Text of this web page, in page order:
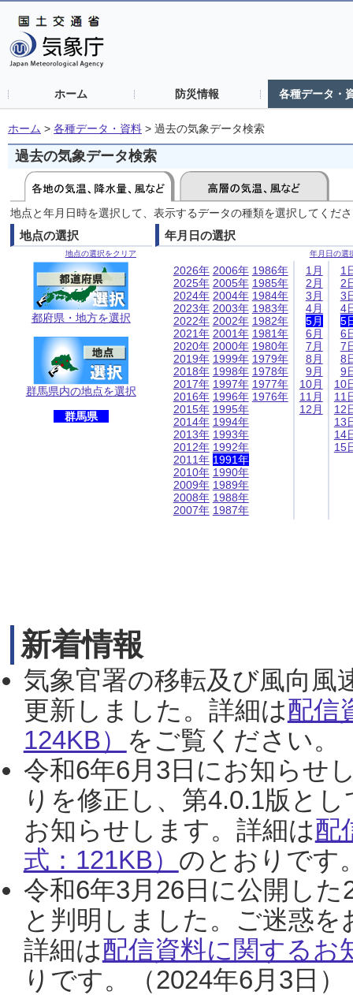
ホーム 防災情報 各種データ・
ホーム > 各種データ・資料 > 過去の気象データ検索
過去の気象データ検索
地点と年月日時を選択して、表示するデータの種類を選択してくだ
地点の選択
地点の選択をクリア
都府県・地方を選択
群馬県内の地点を選択
群馬県
年月日の選択
年月日の選
2026年
2025年
2024年
2023年
2022年
2021年
2020年
2019年
2018年
2017年
2016年
2015年
2014年
2013年
2012年
2011年
2010年
2009年
2008年
2007年
2006年
2005年
2004年
2003年
2002年
2001年
2000年
1999年
1998年
1997年
1996年
1995年
1994年
1993年
1992年
1991年
1990年
1989年
1988年
1987年
1986年
1985年
1984年
1983年
1982年
1981年
1980年
1979年
1978年
1977年
1976年
1月
2月
3月
4月
5月
6月
7月
8月
9月
10月
11月
12月
1
2
3
4
5
6
7
8
9
10
11
12
13
14
15
新着情報
気象官署の移転及び風向風
更新しました。詳細は配信
124KB） をご覧ください。
令和6年6月3日にお知らせ
りを修正し、第4.0.1版と
お知らせします。詳細は配
式：121KB） のとおりです
令和6年3月26日に公開し
と判明しました。ご迷惑
詳細は配信資料に関するお
りです。（2024年6月3日）